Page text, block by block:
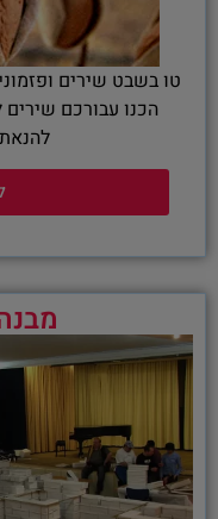
טו בשבט שירים
הכנו עבורכם